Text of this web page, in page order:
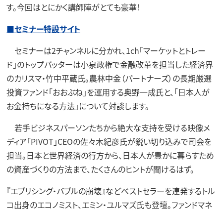
す。今回はとにかく講師陣がとても豪華！
■セミナー特設サイト
セミナーは2チャンネルに分かれ、1ch「マーケットとトレー
ド」のトップバッターは小泉政権で金融改革を担当した経済界
のカリスマ・竹中平蔵氏。農林中金（パートナーズ）の長期厳選
投資ファンド「おおぶね」を運用する奥野一成氏と、「日本人が
お金持ちになる方法」について対談します。
若手ビジネスパーソンたちから絶大な支持を受ける映像メ
ディア「PIVOT」CEOの佐々木紀彦氏が鋭い切り込みで司会を
担当。日本と世界経済の行方から、日本人が豊かに暮らすため
の資産づくりの方法まで、たくさんのヒントが聞けるはず。
『エブリシング・バブルの崩壊』などベストセラーを連発するトル
コ出身のエコノミスト、エミン・ユルマズ氏も登壇。ファンドマネ